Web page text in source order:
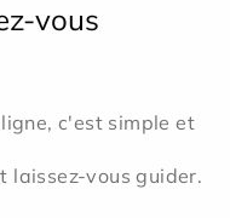
vous
c'est simple et
laissez-vous guider.